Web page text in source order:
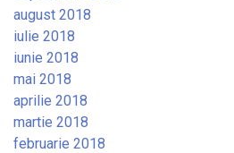
august 2018
iulie 2018
iunie 2018
mai 2018
aprilie 2018
martie 2018
februarie 2018